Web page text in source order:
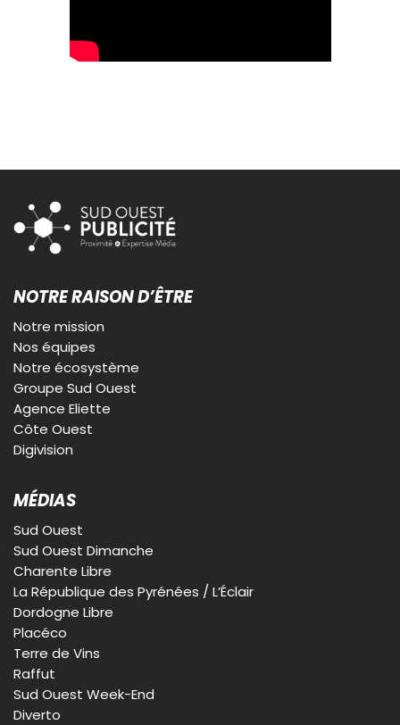
NOTRE RAISON D’ÊTRE
Notre mission
Nos équipes
Notre écosystème
Groupe Sud Ouest
Agence Eliette
Côte Ouest
Digivision
MÉDIAS
Sud Ouest
Sud Ouest Dimanche
Charente Libre
La République des Pyrénées / L’Éclair
Dordogne Libre
Placéco
Terre de Vins
Raffut
Sud Ouest Week-End
Diverto